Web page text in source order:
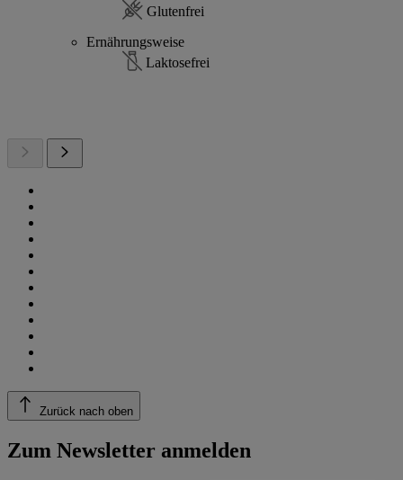
Glutenfrei
Ernährungsweise
Laktosefrei
Zurück nach oben
Zum Newsletter anmelden